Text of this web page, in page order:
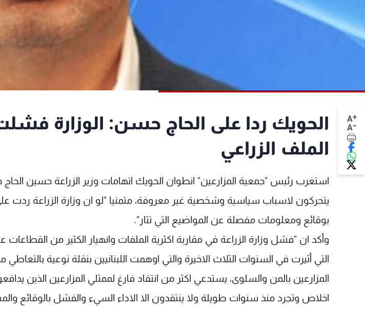
A+
A-
الحويك ردا على الحاج حسن: الوزارة
الملف الزراعي
استغرب رئيس "جمعية المزارعين" انطوان الحويك اتهامات وزير الزراعة حسين
يتحركون لاسباب سياسية وشخصية غير معروفة، متمنيا "لو ان وزارة الزراعة ردت على
بوقائع ومعلومات مفصلة عن المواضيع التي تثار".
وأكد ان "فشل وزارة الزراعة في مقاربة اكثرية الملفات وانهيار الكثير من القطاعات
التي أثيرت في السنوات الثلاث الاخيرة والتي اوهمت اللبنانيين بنقلة نوعية
المزارعين بالمن والسلوى، يستدعي اكثر من انتقاد فارغ لممثلي المزارعين الذين
اخلاص وتجرد منذ سنوات طويلة ولا ينتقدون الا الاداء السيء والفشل بالوقائع